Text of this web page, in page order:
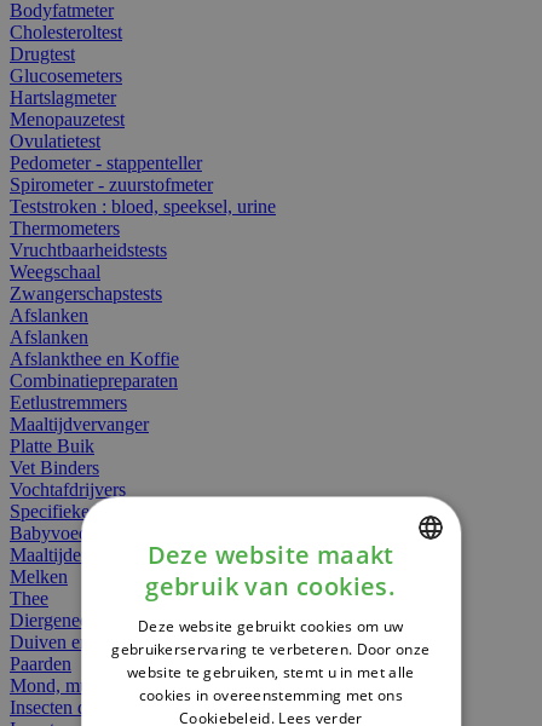
Bodyfatmeter
Cholesteroltest
Drugtest
Glucosemeters
Hartslagmeter
Menopauzetest
Ovulatietest
Pedometer - stappenteller
Spirometer - zuurstofmeter
Teststroken : bloed, speeksel, urine
Thermometers
Vruchtbaarheidstests
Weegschaal
Zwangerschapstests
Afslanken
Afslanken
Afslankthee en Koffie
Combinatiepreparaten
Eetlustremmers
Maaltijdvervanger
Platte Buik
Vet Binders
Vochtafdrijvers
Specifieke Voeding
Babyvoeding
Maaltijden
Melken
Thee
Diergeneesmiddelen
Duiven en vogels
Paarden
Mond, muil of snavel
Insecten dieren
DUTCH
FRENCH
ENGLISH
Deze website maakt
gebruik van cookies.
Deze website gebruikt cookies om uw
gebruikerservaring te verbeteren. Door onze
website te gebruiken, stemt u in met alle
cookies in overeenstemming met ons
Cookiebeleid. Lees verder